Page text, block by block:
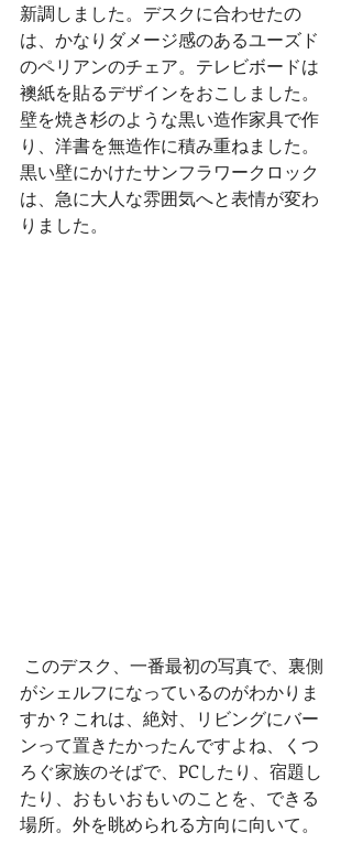
新調しました。デスクに合わせたの
は、かなりダメージ感のあるユーズド
のペリアンのチェア。テレビボードは
襖紙を貼るデザインをおこしました。
壁を焼き杉のような黒い造作家具で作
り、洋書を無造作に積み重ねました。
黒い壁にかけたサンフラワークロック
は、急に大人な雰囲気へと表情が変わ
りました。
がシェルフになっているのがわかりま
すか？これは、絶対、リビングにバー
ンって置きたかったんですよね、くつ
ろぐ家族のそばで、PCしたり、宿題し
たり、おもいおもいのことを、できる
場所。外を眺められる方向に向いて。